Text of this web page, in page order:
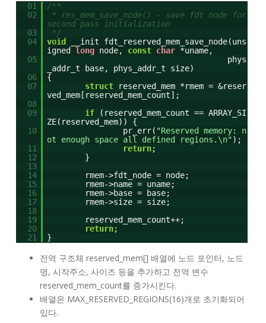
01
/**
02
* res_mem_save_node() - save fdt node for
second pass initialization
03
*/
04
void
__init fdt_reserved_mem_save_node(uns
igned long node, const char *uname,
05
phys
_addr_t base, phys_addr_t size)
06
{
07
struct
reserved_mem *rmem = &reser
ved_mem[reserved_mem_count];
08
09
if
(reserved_mem_count == ARRAY_SI
ZE(reserved_mem)) {
10
pr_err( "Reserved memory: n
ot enough space all defined regions.\n");
11
return;
12
}
13
14
rmem->fdt_node = node;
15
rmem->name = uname;
16
rmem->base = base;
17
rmem->size = size;
18
19
reserved_mem_count++;
20
return;
21
}
전역 구조체 reserved_mem[] 배열에 노드 포인터, 노드
명, 시작주소, 사이즈 등을 추가하고 전역 변수
reserved_mem_count를 증가시킨다.
배열은 MAX_RESERVED_REGIONS(16)개로 초기화되어
있다.